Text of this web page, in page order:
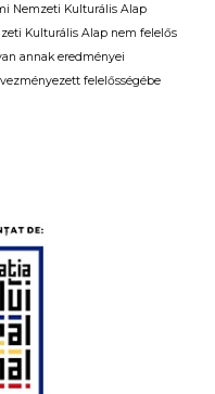
Nemzeti Kulturális Alap
Kulturális Alap nem felelős
annak eredményei
felelősségébe